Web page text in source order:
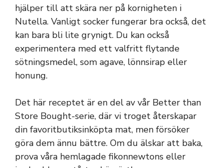
hjälper till att skära ner på kornigheten i
Nutella. Vanligt socker fungerar bra också, det
kan bara bli lite grynigt. Du kan också
experimentera med ett valfritt flytande
sötningsmedel, som agave, lönnsirap eller
honung.
Det här receptet är en del av vår Better than
Store Bought-serie, där vi troget återskapar
din favoritbutiksinköpta mat, men försöker
göra dem ännu bättre. Om du älskar att baka,
prova våra hemlagade fikonnewtons eller